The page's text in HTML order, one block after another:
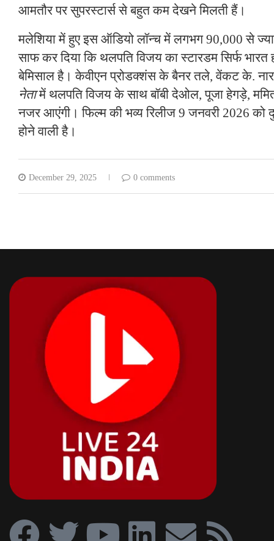
आमतौर पर सुपरस्टार्स से बहुत कम देखने मिलती हैं।
मलेशिया में हुए इस ऑडियो लॉन्च में लगभग 90,000 से
साफ कर दिया कि थलपति विजय का स्टारडम सिर्फ भारत
बेमिसाल है। केवीएन प्रोडक्शंस के बैनर तले, वेंकट के.
नेतामें थलपति विजय के साथ बॉबी देओल, पूजा हेगड़े,
नजर आएंगी। फिल्म की भव्य रिलीज 9 जनवरी 2026 को
होने वाली है।
December 29, 2025 0 comments